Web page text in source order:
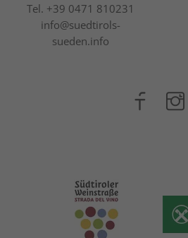
Tel. +39 0471 810231
info@suedtirols-
sueden.info